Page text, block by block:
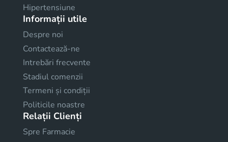
Hipertensiune
Informații utile
Despre noi
Contactează-ne
Intrebări frecvente
Stadiul comenzii
Termeni și condiții
Politicile noastre
Relații Clienți
Spre Farmacie